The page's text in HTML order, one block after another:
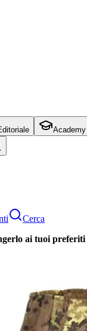
Academy
Cerca
ai tuoi preferiti